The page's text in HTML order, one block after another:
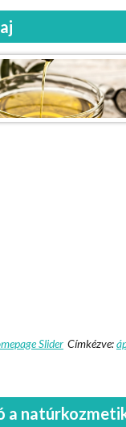
Slider Címkézve:
a